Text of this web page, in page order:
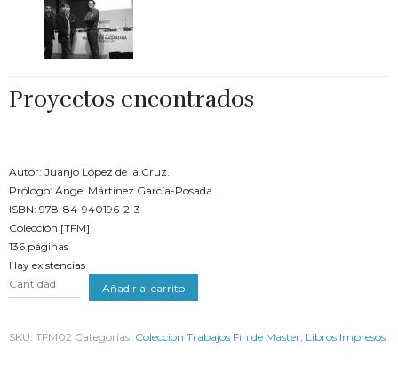
Proyectos encontrados
Autor: Juanjo López de la Cruz.
Prólogo: Ángel Mártinez García-Posada.
ISBN: 978-84-940196-2-3
Colección [TFM]
136 páginas
Hay existencias
Cantidad
Añadir al carrito
SKU: TFM02 Categorías: Coleccion Trabajos Fin de Master, Libros Impresos